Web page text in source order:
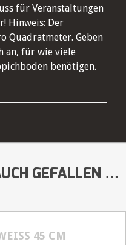
für Veranstaltungen
Hinweis: Der
Quadratmeter. Geben
an, für wie viele
benötigen.
GEFALLEN …
45 CM